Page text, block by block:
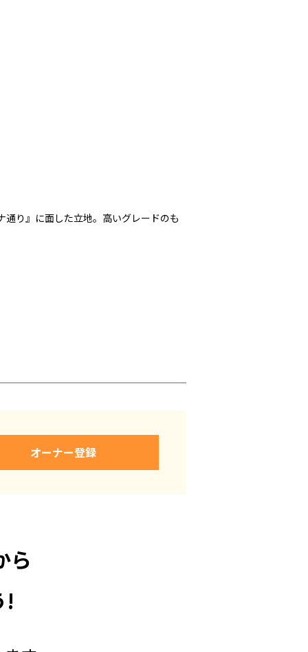
り』に面した立地。高いグレードのも
オーナー登録
ら
!